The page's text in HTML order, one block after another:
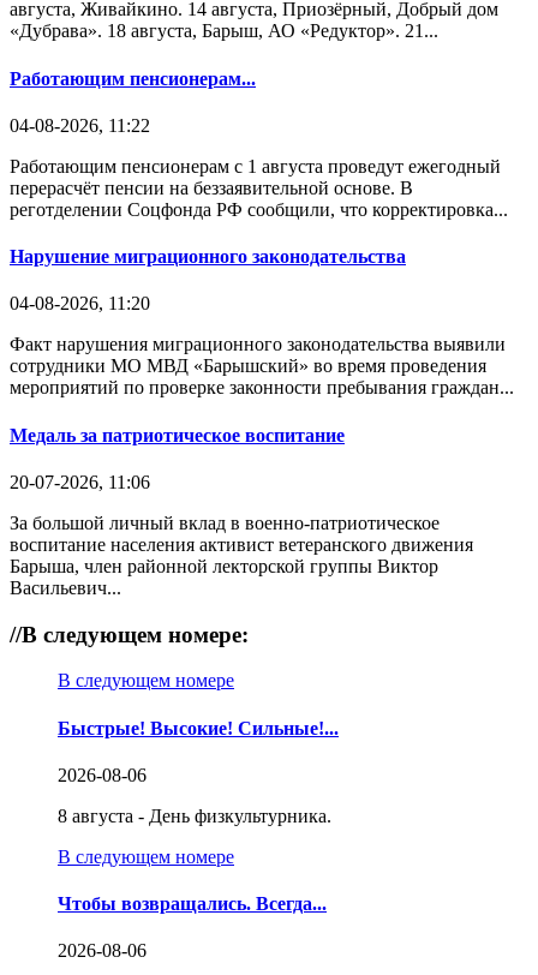
августа, Живайкино. 14 августа, Приозёрный, Добрый дом
«Дубрава». 18 августа, Барыш, АО «Редуктор». 21...
Работающим пенсионерам...
04-08-2026, 11:22
Работающим пенсионерам с 1 августа проведут ежегодный
перерасчёт пенсии на беззаявительной основе. В
реготделении Соцфонда РФ сообщили, что корректировка...
Нарушение миграционного законодательства
04-08-2026, 11:20
Факт нарушения миграционного законодательства выявили
сотрудники МО МВД «Барышский» во время проведения
мероприятий по проверке законности пребывания граждан...
Медаль за патриотическое воспитание
20-07-2026, 11:06
За большой личный вклад в военно-патриотическое
воспитание населения активист ветеранского движения
Барыша, член районной лекторской группы Виктор
Васильевич...
//В следующем номере:
В следующем номере
Быстрые! Высокие! Сильные!...
2026-08-06
8 августа - День физкультурника.
В следующем номере
Чтобы возвращались. Всегда...
2026-08-06